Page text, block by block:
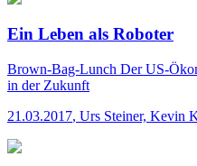
Ein Leben als Roboter
Brown-Bag-Lunch Der US-
in der Zukunft
21.03.2017, Urs Steiner, Kevin